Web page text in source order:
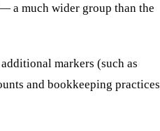
a much wider group than the
markers (such as
and bookkeeping practices